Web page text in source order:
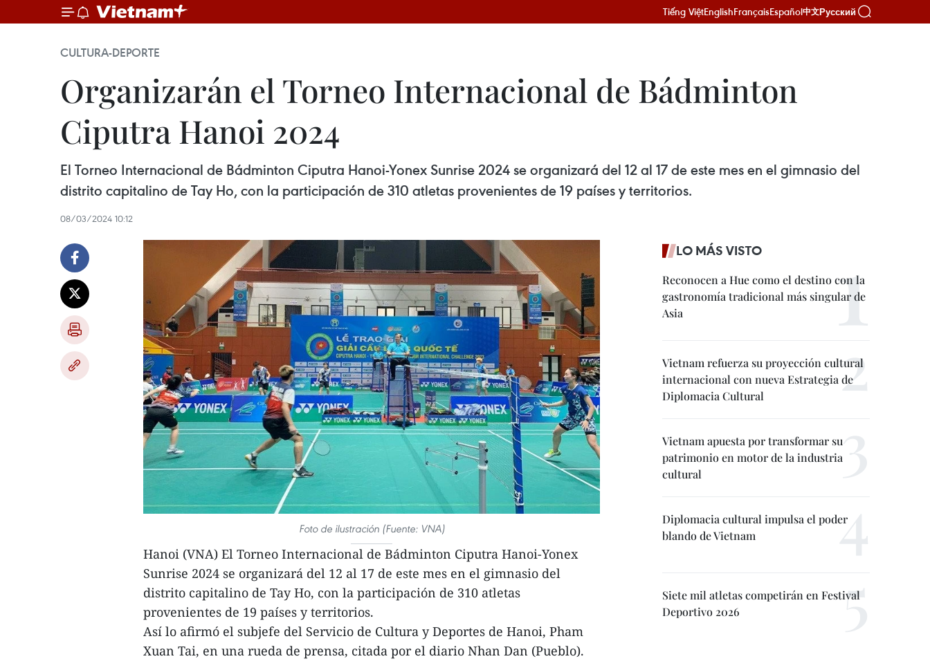
Tiếng ViệtEnglishFrançaisEspañol中文Русский
CULTURA-DEPORTE
Organizarán el Torneo Internacional de Bádminton
Ciputra Hanoi 2024
El Torneo Internacional de Bádminton Ciputra Hanoi-Yonex Sunrise 2024 se organizará del 12 al 17 de este mes en el gimnasio del
distrito capitalino de Tay Ho, con la participación de 310 atletas provenientes de 19 países y territorios.
08/03/2024 10:12
Foto de ilustración (Fuente: VNA)
Hanoi (VNA) El Torneo Internacional de Bádminton Ciputra Hanoi-Yonex
Sunrise 2024 se organizará del 12 al 17 de este mes en el gimnasio del
distrito capitalino de Tay Ho, con la participación de 310 atletas
provenientes de 19 países y territorios.
Así lo afirmó el subjefe del Servicio de Cultura y Deportes de Hanoi, Pham
Xuan Tai, en una rueda de prensa, citada por el diario Nhan Dan (Pueblo).
LO MÁS VISTO
Reconocen a Hue como el destino con la
gastronomía tradicional más singular de
Asia
Vietnam refuerza su proyección cultural
internacional con nueva Estrategia de
Diplomacia Cultural
Vietnam apuesta por transformar su
patrimonio en motor de la industria
cultural
Diplomacia cultural impulsa el poder
blando de Vietnam
Siete mil atletas competirán en Festival
Deportivo 2026